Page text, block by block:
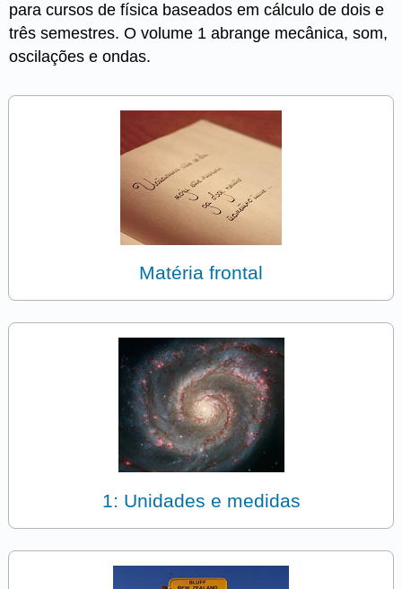
para cursos de física baseados em cálculo de dois e
três semestres. O volume 1 abrange mecânica, som,
oscilações e ondas.
Matéria frontal
1: Unidades e medidas